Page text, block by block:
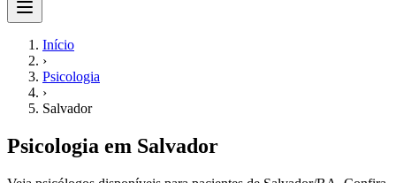
Início
›
Psicologia
›
Salvador
Psicologia em Salvador